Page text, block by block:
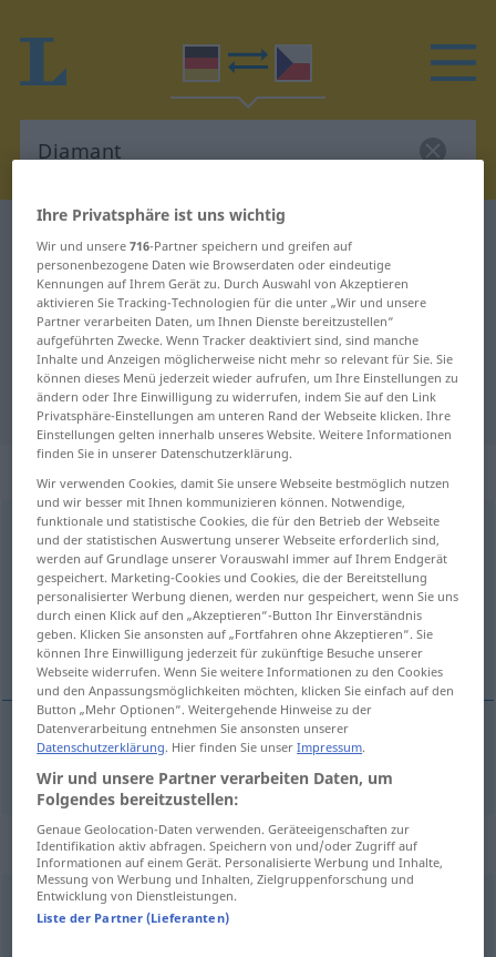
Deutsch-Tschechisch Übersetzung
für "Diamant"
"Diamant" Tschechisch
Übersetzung
„Diamant“ : maskulin
Diamantm <-en;-en>
Übersicht aller Übersetzungen
(Für mehr Details die Übersetzung anklicken/antippen)
diamant
Diamant
Synonyme für "Diamant"
Brillant
Ihre Privatsphäre ist uns wichtig
Wir und unsere716-Partner speichern und greifen auf
personenbezogene Daten wie Browserdaten oder eindeutige
Kennungen auf Ihrem Gerät zu. Durch Auswahl von Akzeptieren
aktivieren Sie Tracking-Technologien für die unter „Wir und unsere
Partner verarbeiten Daten, um Ihnen Dienste bereitzustellen“
aufgeführten Zwecke. Wenn Tracker deaktiviert sind, sind manche
Inhalte und Anzeigen möglicherweise nicht mehr so relevant für Sie. Sie
können dieses Menü jederzeit wieder aufrufen, um Ihre Einstellungen zu
ändern oder Ihre Einwilligung zu widerrufen, indem Sie auf den Link
Privatsphäre-Einstellungen am unteren Rand der Webseite klicken. Ihre
Einstellungen gelten innerhalb unseres Website. Weitere Informationen
finden Sie in unserer Datenschutzerklärung.
Wir verwenden Cookies, damit Sie unsere Webseite bestmöglich nutzen
und wir besser mit Ihnen kommunizieren können. Notwendige,
funktionale und statistische Cookies, die für den Betrieb der Webseite
und der statistischen Auswertung unserer Webseite erforderlich sind,
werden auf Grundlage unserer Vorauswahl immer auf Ihrem Endgerät
gespeichert. Marketing-Cookies und Cookies, die der Bereitstellung
personalisierter Werbung dienen, werden nur gespeichert, wenn Sie uns
durch einen Klick auf den „Akzeptieren“-Button Ihr Einverständnis
geben. Klicken Sie ansonsten auf „Fortfahren ohne Akzeptieren“. Sie
können Ihre Einwilligung jederzeit für zukünftige Besuche unserer
Webseite widerrufen. Wenn Sie weitere Informationen zu den Cookies
und den Anpassungsmöglichkeiten möchten, klicken Sie einfach auf den
Button „Mehr Optionen“. Weitergehende Hinweise zu der
Datenverarbeitung entnehmen Sie ansonsten unserer
Datenschutzerklärung. Hier finden Sie unserImpressum.
Wir und unsere Partner verarbeiten Daten, um
Folgendes bereitzustellen:
Genaue Geolocation-Daten verwenden. Geräteeigenschaften zur
Identifikation aktiv abfragen. Speichern von und/oder Zugriff auf
Informationen auf einem Gerät. Personalisierte Werbung und Inhalte,
Messung von Werbung und Inhalten, Zielgruppenforschung und
Entwicklung von Dienstleistungen.
Liste der Partner (Lieferanten)